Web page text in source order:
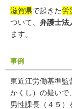
滋賀県で起きた労
ついて、弁護士法
ます。
事例
東近江労働基準監
かくし）の疑いで
男性課長（４５）